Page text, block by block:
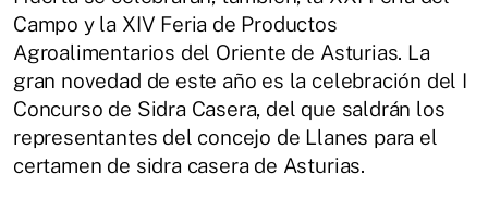
Campo y la XIV Feria de Productos
Agroalimentarios del Oriente de Asturias. La
gran novedad de este año es la celebración del I
Concurso de Sidra Casera, del que saldrán los
representantes del concejo de Llanes para el
certamen de sidra casera de Asturias.